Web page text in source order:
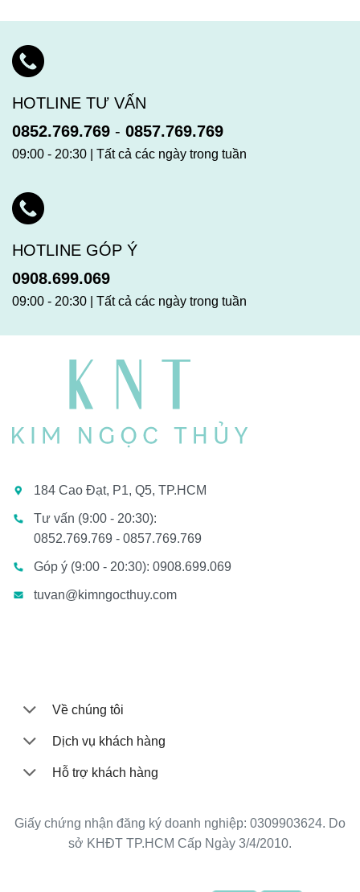
HOTLINE TƯ VẤN
0852.769.769 - 0857.769.769
09:00 - 20:30 | Tất cả các ngày trong tuần
HOTLINE GÓP Ý
0908.699.069
09:00 - 20:30 | Tất cả các ngày trong tuần
184 Cao Đạt, P1, Q5, TP.HCM
Tư vấn (9:00 - 20:30):
0852.769.769 - 0857.769.769
Góp ý (9:00 - 20:30): 0908.699.069
tuvan@kimngocthuy.com
Về chúng tôi
Dịch vụ khách hàng
Hỗ trợ khách hàng
Giấy chứng nhận đăng ký doanh nghiệp: 0309903624. Do
sở KHĐT TP.HCM Cấp Ngày 3/4/2010.